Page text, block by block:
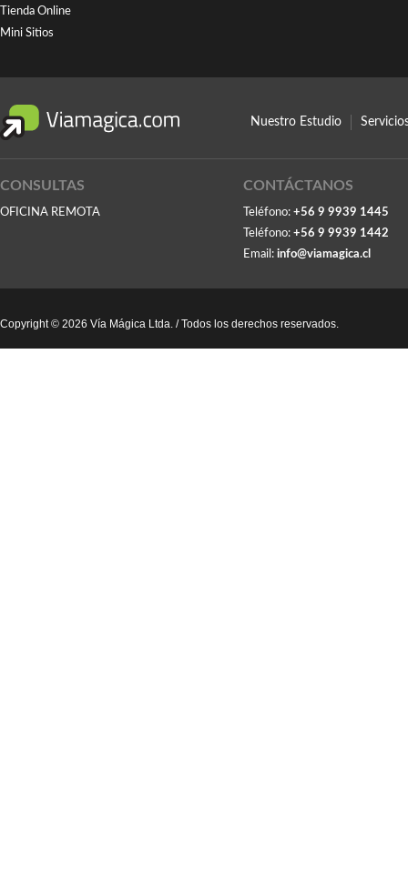
Tienda Online
Mini Sitios
Nuestro Estudio
CONSULTAS
OFICINA REMOTA
CONTÁCTANOS
Teléfono: +56 9 9939 1445
Teléfono: +56 9 9939 1442
Email: info@viamagica.cl
Copyright © 2026 Vía Mágica Ltda. / Todos los derechos reservados.